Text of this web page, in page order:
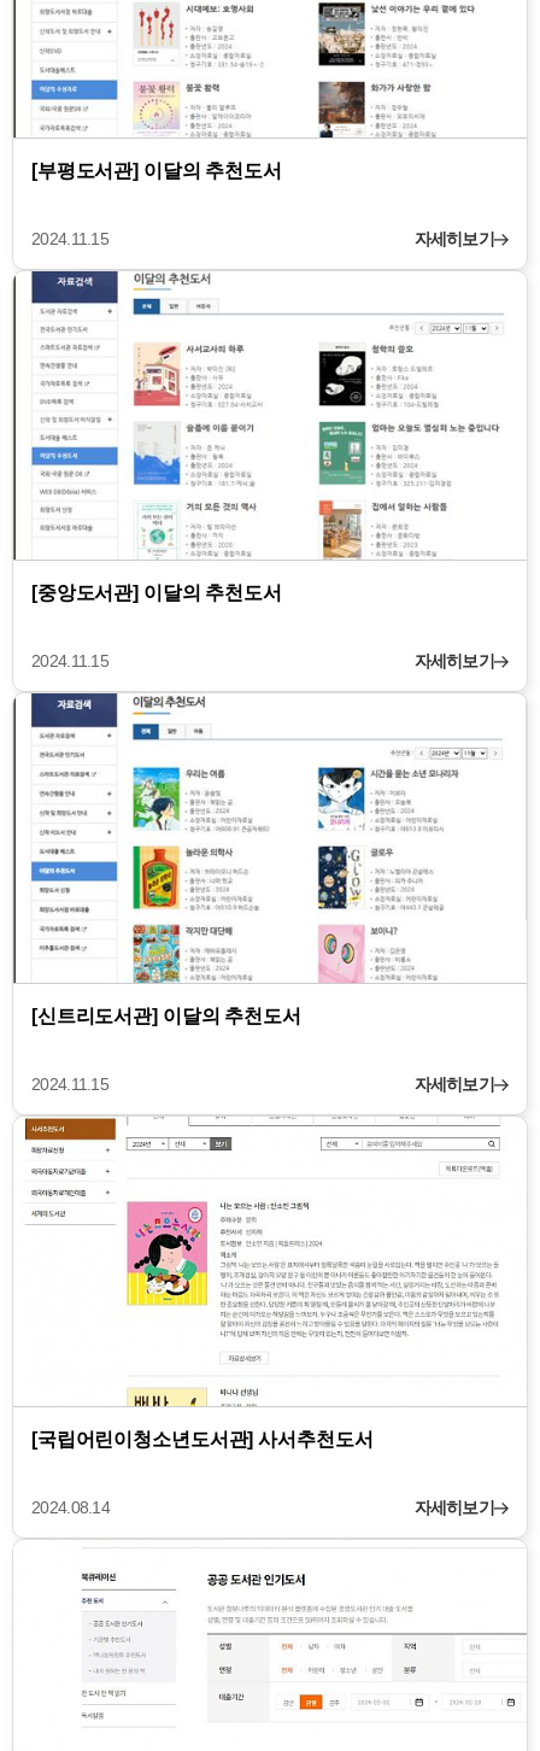
[부평도서관] 이달의 추천도서
2024.11.15 자세히보기
[중앙도서관] 이달의 추천도서
2024.11.15 자세히보기
[신트리도서관] 이달의 추천도서
2024.11.15 자세히보기
[국립어린이청소년도서관] 사서추천도서
2024.08.14 자세히보기